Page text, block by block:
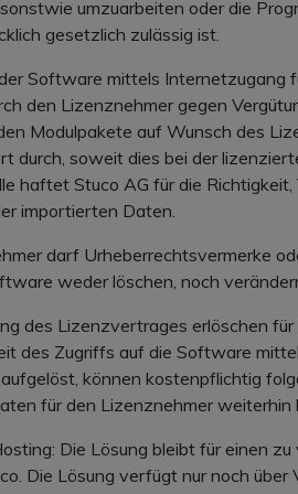
umzuarbeiten oder die
gesetzlich zulässig ist.
Software mittels Internetzugang
den Lizenznehmer gegen
Modulpakete auf Wunsch des
durch, soweit dies bei der
haftet Stuco AG für die
importierten Daten.
darf Urheberrechtsvermerke
weder löschen, noch
des Lizenzvertrages erlöschen
des Zugriffs auf die Software
können kostenpflichtig
für den Lizenznehmer weiterhin
Die Lösung bleibt für einen
Die Lösung verfügt nur noch